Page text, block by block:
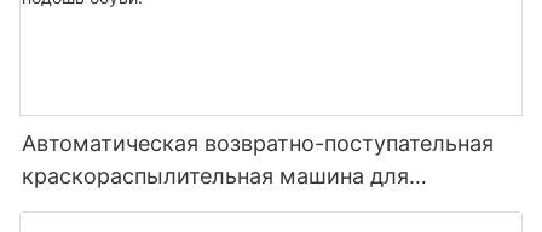
Автоматическая возвратно-поступательная
краскораспылительная машина для
деревянных дверей и подошв обуви.